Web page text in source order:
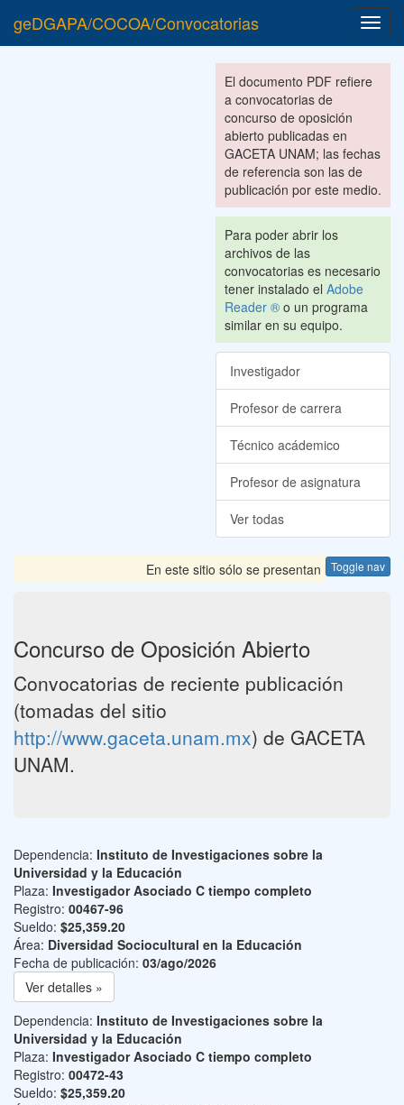
geDGAPA/COCOA/Convocatorias
El documento PDF refiere
a convocatorias de
concurso de oposición
abierto publicadas en
GACETA UNAM; las fechas
de referencia son las de
publicación por este medio.
Para poder abrir los
archivos de las
convocatorias es necesario
tener instalado el Adobe
Reader ® o un programa
similar en su equipo.
Investigador
Profesor de carrera
Técnico acádemico
Profesor de asignatura
Ver todas
Toggle nav
En este sitio sólo se presentan las
Concurso de Oposición Abierto
Convocatorias de reciente publicación
(tomadas del sitio
http://www.gaceta.unam.mx) de GACETA
UNAM.
Dependencia: Instituto de Investigaciones sobre la
Universidad y la Educación
Plaza: Investigador Asociado C tiempo completo
Registro: 00467-96
Sueldo: $25,359.20
Área: Diversidad Sociocultural en la Educación
Fecha de publicación: 03/ago/2026
Ver detalles »
Dependencia: Instituto de Investigaciones sobre la
Universidad y la Educación
Plaza: Investigador Asociado C tiempo completo
Registro: 00472-43
Sueldo: $25,359.20